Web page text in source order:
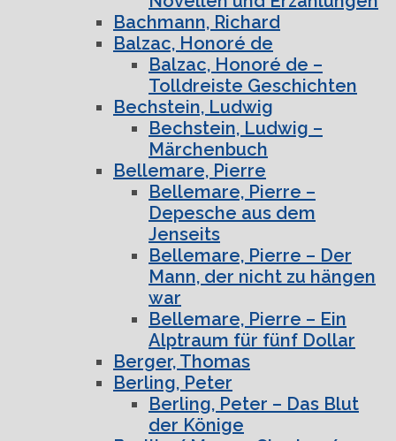
Bachmann, Richard
Balzac, Honoré de
Balzac, Honoré de –
Tolldreiste Geschichten
Bechstein, Ludwig
Bechstein, Ludwig –
Märchenbuch
Bellemare, Pierre
Bellemare, Pierre –
Depesche aus dem
Jenseits
Bellemare, Pierre – Der
Mann, der nicht zu hängen
war
Bellemare, Pierre – Ein
Alptraum für fünf Dollar
Berger, Thomas
Berling, Peter
Berling, Peter – Das Blut
der Könige